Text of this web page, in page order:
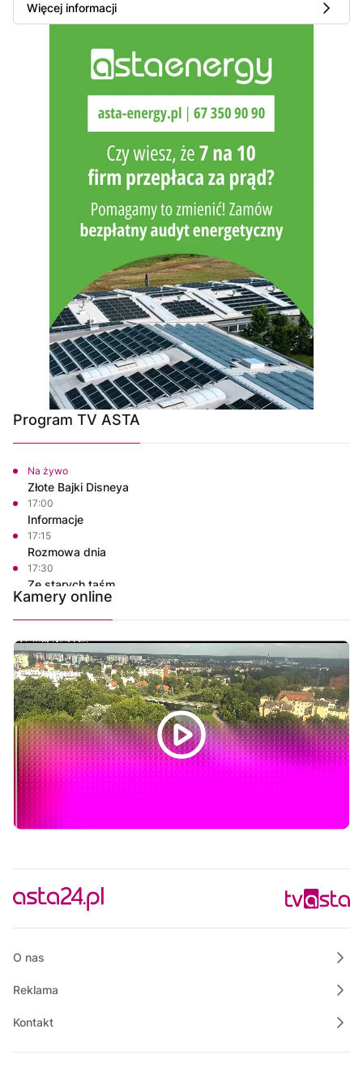
Więcej informacji
Program TV ASTA
Na żywo
Złote Bajki Disneya
17:00
Informacje
17:15
Rozmowa dnia
17:30
Ze starych taśm
18:30
Informacje
Rozmowa dnia
19:00
Własnymi ścieżkami
19:15
Powiat Wałecki Blisko Natury
19:35
Wielkopolska na Weekend
20:00
Informacje
20:15
Rozmowa dnia
20:30
21:45
Rozmowa dnia
22:00
Kamery online
O nas
Reklama
Kontakt